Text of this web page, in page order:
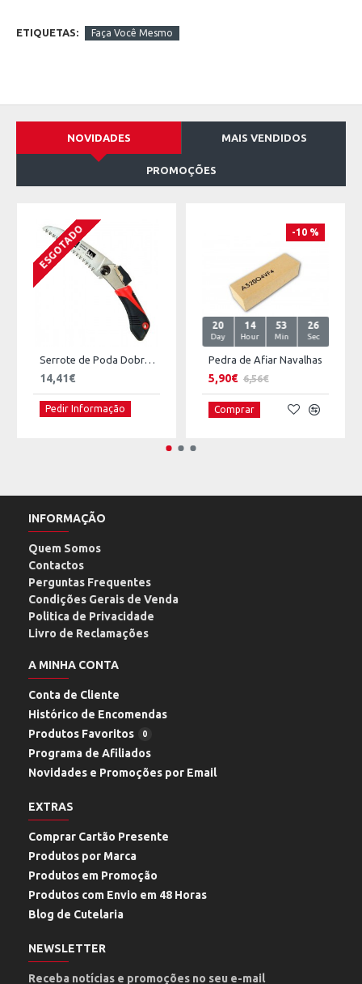
ETIQUETAS: Faça Você Mesmo
NOVIDADES MAIS VENDIDOS
PROMOÇÕES
ESGOTADO
Serrote de Poda Dobrável 13 cm CARPA
14,41€
Pedir Informação
-10 %
20
Day
14
Hour
53
Min
26
Sec
Pedra de Afiar Navalhas
5,90€ 6,56€
Comprar
INFORMAÇÃO
Quem Somos
Contactos
Perguntas Frequentes
Condições Gerais de Venda
Politica de Privacidade
Livro de Reclamações
A MINHA CONTA
Conta de Cliente
Histórico de Encomendas
Produtos Favoritos
0
Programa de Afiliados
Novidades e Promoções por Email
EXTRAS
Comprar Cartão Presente
Produtos por Marca
Produtos em Promoção
Produtos com Envio em 48 Horas
Blog de Cutelaria
NEWSLETTER
Receba notícias e promoções no seu e-mail